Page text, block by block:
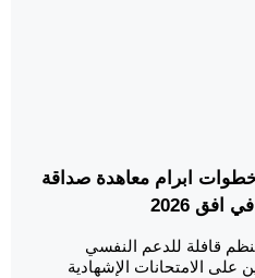
ابرام معاهدة صداقة
افق 2026